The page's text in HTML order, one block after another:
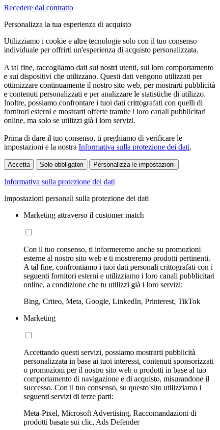
Recedere dal contratto
Personalizza la tua esperienza di acquisto
Utilizziamo i cookie e altre tecnologie solo con il tuo consenso
individuale per offrirti un'esperienza di acquisto personalizzata.
A tal fine, raccogliamo dati sui nostri utenti, sul loro comportamento
e sui dispositivi che utilizzano. Questi dati vengono utilizzati per
ottimizzare continuamente il nostro sito web, per mostrarti pubblicità
e contenuti personalizzati e per analizzare le statistiche di utilizzo.
Inoltre, possiamo confrontare i tuoi dati crittografati con quelli di
fornitori esterni e mostrarti offerte tramite i loro canali pubblicitari
online, ma solo se utilizzi già i loro servizi.
Prima di dare il tuo consenso, ti preghiamo di verificare le
impostazioni e la nostra Informativa sulla protezione dei dati.
Accetta Solo obbligatori Personalizza le impostazioni
Informativa sulla protezione dei dati
Impostazioni personali sulla protezione dei dati
Marketing attraverso il customer match
Con il tuo consenso, ti informeremo anche su promozioni
esterne al nostro sito web e ti mostreremo prodotti pertinenti.
A tal fine, confrontiamo i tuoi dati personali crittografati con i
seguenti fornitori esterni e utilizziamo i loro canali pubblicitari
online, a condizione che tu utilizzi già i loro servizi:
Bing, Criteo, Meta, Google, LinkedIn, Printerest, TikTok
Marketing
Accettando questi servizi, possiamo mostrarti pubblicità
personalizzata in base ai tuoi interessi, contenuti sponsorizzati
o promozioni per il nostro sito web o prodotti in base al tuo
comportamento di navigazione e di acquisto, misurandone il
successo. Con il tuo consenso, su questo sito utilizziamo i
seguenti servizi di terze parti:
Meta-Pixel, Microsoft Advertising, Raccomandazioni di
prodotti basate sui clic, Ads Defender